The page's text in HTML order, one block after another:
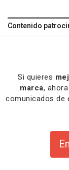
Contenido
Si quieres
marca,
comunicados de